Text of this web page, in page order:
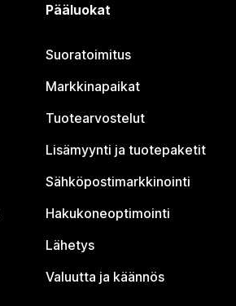
Pääluokat
Suoratoimitus
Markkinapaikat
Tuotearvostelut
Lisämyynti ja tuotepaketit
Sähköpostimarkkinointi
Hakukoneoptimointi
Lähetys
Valuutta ja käännös